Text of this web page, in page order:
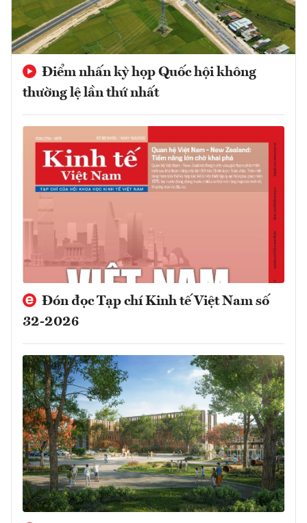
Điểm nhấn kỳ họp Quốc hội không
thường lệ lần thứ nhất
Đón đọc Tạp chí Kinh tế Việt Nam số
32-2026